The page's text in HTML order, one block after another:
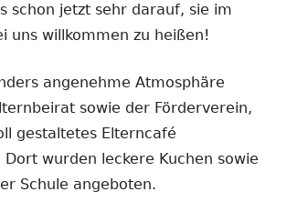
schon jetzt sehr darauf, sie im
uns willkommen zu heißen!
angenehme Atmosphäre
sowie der Förderverein,
gestaltetes Elterncafé
wurden leckere Kuchen sowie
Schule angeboten.